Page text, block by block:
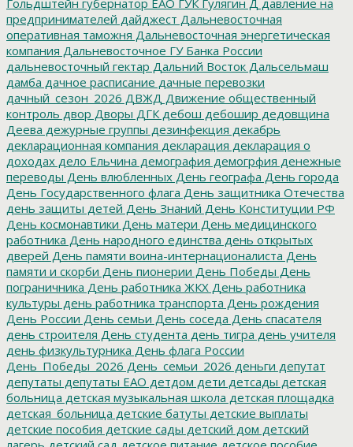
предпринимателей дайджест Дальневосточная
оперативная таможня Дальневосточная энергетическая
компания Дальневосточное ГУ Банка России
дальневосточный гектар Дальний Восток Дальсельмаш
дамба дачное расписание дачные перевозки
дачный_сезон_2026 ДВЖД Движение общественный
контроль двор Дворы ДГК дебош дебошир дедовщина
Деева дежурные группы дезинфекция декабрь
декларационная компания декларация декларация о
доходах дело Ельчина демография демогрфия денежные
переводы День влюбленных День географа День города
День Государственного флага День защитника Отечества
день защиты детей День Знаний День Конституции РФ
День космонавтики День матери День медицинского
работника День народного единства день открытых
дверей День памяти воина-интернационалиста День
памяти и скорби День пионерии День Победы День
пограничника День работника ЖКХ День работника
культуры день работника транспорта День рождения
День России День семьи День соседа День спасателя
день строителя День студента день тигра день учителя
день физкультурника День флага России
День_Победы_2026 День_семьи_2026 деньги депутат
депутаты депутаты ЕАО детдом дети детсады детская
больница детская музыкальная школа детская площадка
детская_больница детские батуты детские выплаты
детские пособия детские сады детский дом детский